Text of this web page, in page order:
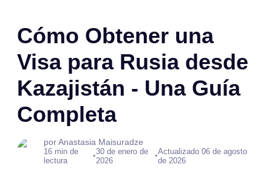
Cómo Obtener una
Visa para Rusia desde
Kazajistán - Una Guía
Completa
por Anastasia Maisuradze
16 min de
lectura
•30 de enero de
2026
•Actualizado 06 de agosto
de 2026